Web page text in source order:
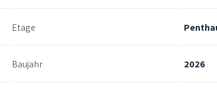
Etage
Baujahr 2026